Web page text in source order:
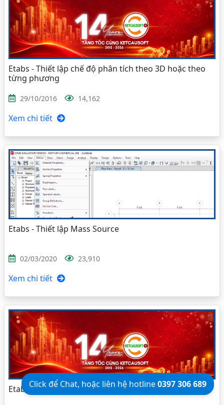
Etabs - Thiết lập chế độ phân tích theo 3D hoặc theo
từng phương
29/10/2016 14,162
Xem chi tiết
Etabs - Thiết lập Mass Source
02/03/2020 23,910
Xem chi tiết
Etabs - Thiết lập phân tích theo giai đoạn thi công
Click để Chat, hoặc liên hệ hotline0397 306 689